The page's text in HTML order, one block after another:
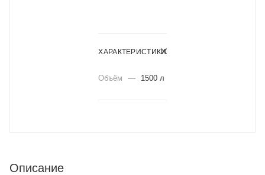
ХАРАКТЕРИСТИКИ
Объём — 1500 л
Описание